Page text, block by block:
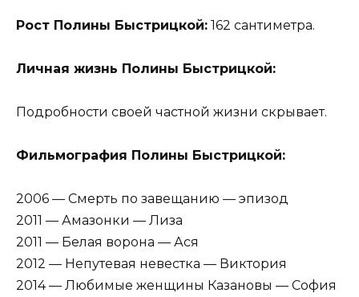
Рост Полины Быстрицкой: 162 сантиметра.
Личная жизнь Полины Быстрицкой:
Подробности своей частной жизни скрывает.
Фильмография Полины Быстрицкой:
2006 — Смерть по завещанию — эпизод
2011 — Амазонки — Лиза
2011 — Белая ворона — Ася
2012 — Непутевая невестка — Виктория
2014 — Любимые женщины Казановы — София